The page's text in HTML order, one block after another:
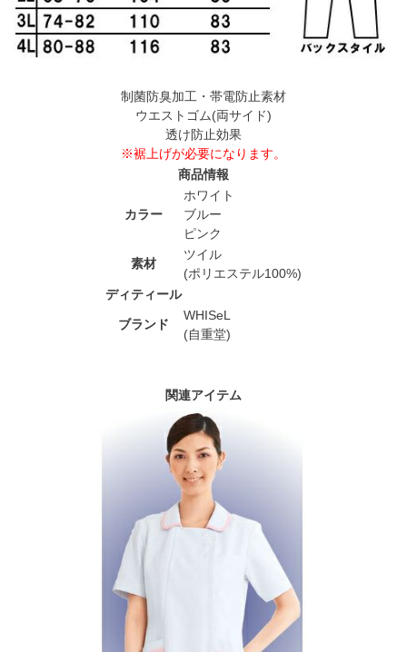
制菌防臭加工・帯電防止素材
ウエストゴム(両サイド)
透け防止効果
※裾上げが必要になります。
商品情報
カラー
ホワイト
ブルー
ピンク
素材
ツイル
(ポリエステル100%)
ディティール
ブランド
WHISeL
(自重堂)
関連アイテム